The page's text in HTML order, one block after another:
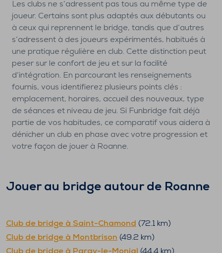
Les clubs ne s’adressent pas tous au même type de
joueur. Certains sont plus adaptés aux débutants ou
à ceux qui reprennent le bridge, tandis que d’autres
s’adressent à des joueurs expérimentés, habitués à
une pratique régulière en club. Cette distinction peut
peser sur le confort de jeu et sur la facilité
d’intégration. En parcourant les renseignements
fournis, vous identifierez plusieurs points clés :
emplacement, horaires, accueil des nouveaux, type
de séances et niveau de jeu. Si Funbridge fait déjà
partie de vos habitudes, ce comparatif vous aidera à
dénicher un club en phase avec votre progression et
votre façon de jouer à Roanne.
Jouer au bridge autour de Roanne
Club de bridge à Saint-Chamond (72.1 km)
Club de bridge à Montbrison (49.2 km)